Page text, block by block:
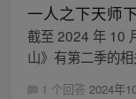
一人之下天师
截至 2024 年 10
山》有第二季的相
1 个回答 2024年